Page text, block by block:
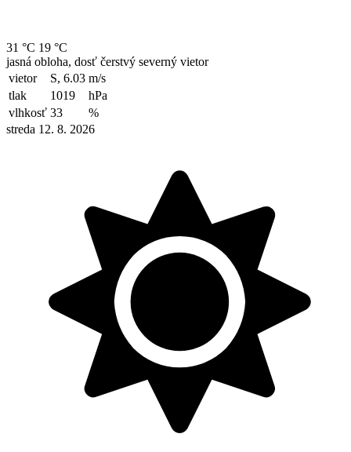
31 °C 19 °C
jasná obloha, dosť čerstvý severný vietor
vietor
S, 6.03 m/s
tlak
1019
hPa
vlhkosť 33
%
streda 12. 8. 2026